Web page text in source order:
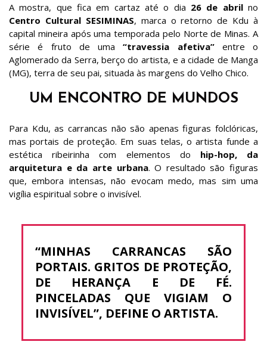
A mostra, que fica em cartaz até o dia 26 de abrilno
Centro Cultural SESIMINAS, marca o retorno de Kdu à
capital mineira após uma temporada pelo Norte de Minas. A
série é fruto de uma“travessia afetiva” entre o
Aglomerado da Serra, berço do artista, e a cidade de Manga
(MG), terra de seu pai, situada às margens do Velho Chico.
UM ENCONTRO DE MUNDOS
Para Kdu, as carrancas não são apenas figuras folclóricas,
mas portais de proteção. Em suas telas, o artista funde a
estética ribeirinha com elementos do hip-hop, da
arquitetura e da arte urbana. O resultado são figuras
que, embora intensas, não evocam medo, mas sim uma
vigília espiritual sobre o invisível.
“MINHAS CARRANCAS SÃO
PORTAIS. GRITOS DE PROTEÇÃO,
DE HERANÇA E DE FÉ.
PINCELADAS QUE VIGIAM O
INVISÍVEL”, DEFINE O ARTISTA.